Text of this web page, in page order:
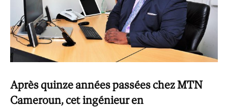
Après quinze années passées chez MTN
Cameroun, cet ingénieur en